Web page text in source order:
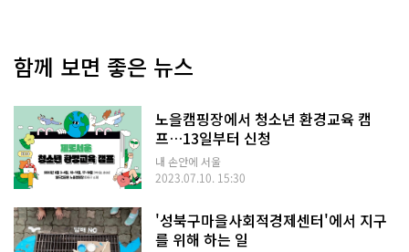
함께 보면 좋은 뉴스
노을캠핑장에서 청소년 환경교육 캠
프…13일부터 신청
내 손안에 서울
2023.07.10. 15:30
'성북구마을사회적경제센터'에서 지구
를 위해 하는 일